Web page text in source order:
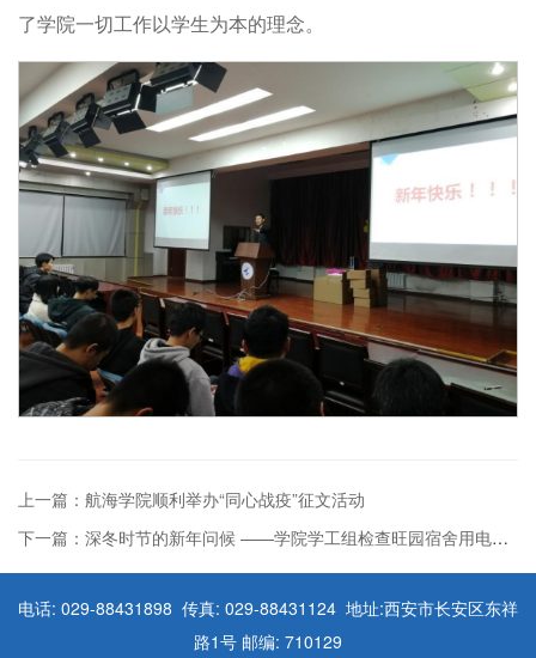
了学院一切工作以学生为本的理念。
上一篇：航海学院顺利举办“同心战疫”征文活动
下一篇：深冬时节的新年问候 ——学院学工组检查旺园宿舍用电安全情况
电话: 029-88431898 传真: 029-88431124 地址:西安市长安区东祥
路1号 邮编: 710129